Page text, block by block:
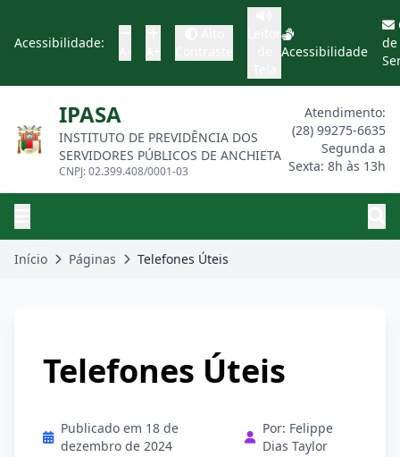
Acessibilidade:
Acessibilidade
de
IPASA
INSTITUTO DE PREVIDÊNCIA DOS
SERVIDORES PÚBLICOS DE ANCHIETA
CNPJ: 02.399.408/0001-03
Atendimento:
(28) 99275-6635
Segunda a
Sexta: 8h às 13h
Início Páginas Telefones Úteis
Telefones Úteis
Publicado em 18 de
dezembro de 2024
Por: Felippe
Dias Taylor